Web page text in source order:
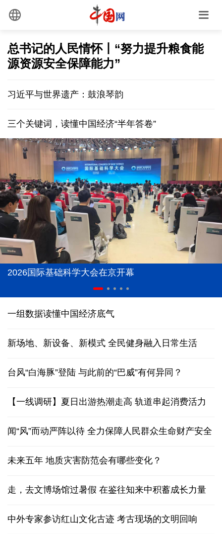
总书记的人民情怀丨“努力提升粮食能
源资源安全保障能力”
习近平与世界遗产：鼓浪琴韵
三个关键词，读懂中国经济“半年答卷”
2026国际基础科学大会在京开幕
一组数据读懂中国经济底气
新场地、新设备、新模式 全民健身融入日常生活
台风“白海豚”登陆 与此前的“巴威”有何异同？
【一线调研】夏日出游热潮走高 轨道串起消费活力
闻“风”而动严阵以待 全力保障人民群众生命财产安全
未来五年 地质灾害防范会有哪些变化？
走，去文博场馆过暑假 在鉴往知来中积蓄成长力量
中外专家参访红山文化古迹 考古现场的文明回响